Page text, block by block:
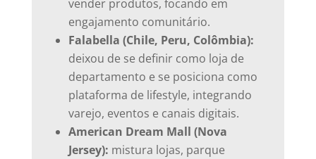
vender produtos, focando em
engajamento comunitário.
Falabella (Chile, Peru, Colômbia):
deixou de se definir como loja de
departamento e se posiciona como
plataforma de lifestyle, integrando
varejo, eventos e canais digitais.
American Dream Mall (Nova
Jersey): mistura lojas, parque